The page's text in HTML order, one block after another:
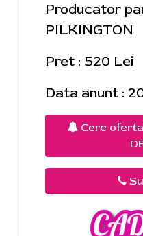
Producator
PILKINGTON
Pret : 520 Lei
Data anunt :
Cere